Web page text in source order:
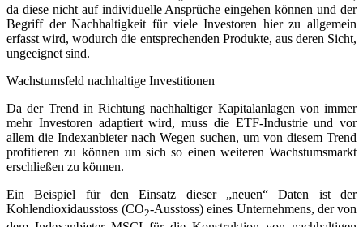
da diese nicht auf individuelle Ansprüche eingehen können und der
Begriff der Nachhaltigkeit für viele Investoren hier zu allgemein
erfasst wird, wodurch die entsprechenden Produkte, aus deren Sicht,
ungeeignet sind.
Wachstumsfeld nachhaltige Investitionen
Da der Trend in Richtung nachhaltiger Kapitalanlagen von immer
mehr Investoren adaptiert wird, muss die ETF-Industrie und vor
allem die Indexanbieter nach Wegen suchen, um von diesem Trend
profitieren zu können um sich so einen weiteren Wachstumsmarkt
erschließen zu können.
Ein Beispiel für den Einsatz dieser „neuen“ Daten ist der
Kohlendioxidausstoss (CO2-Ausstoss) eines Unternehmens, der von